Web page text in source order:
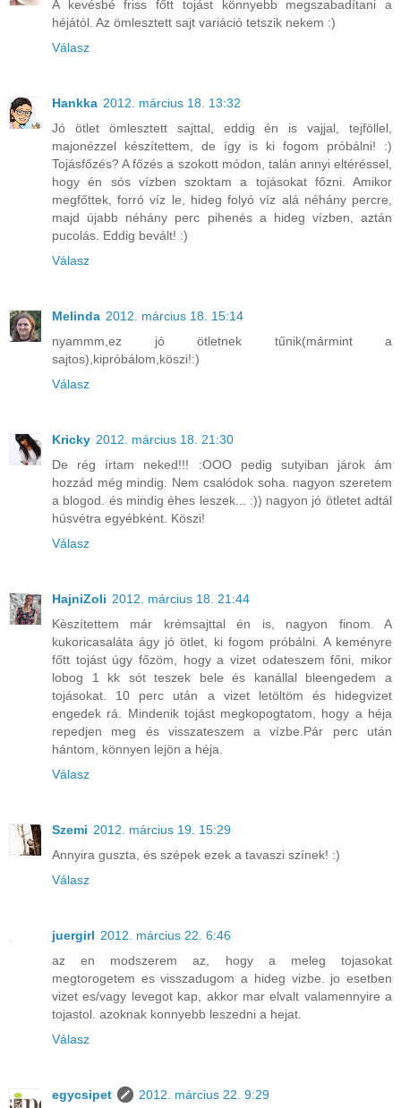
A kevésbé friss főtt tojást könnyebb megszabadítani a
héjától. Az ömlesztett sajt variáció tetszik nekem :)
Válasz
Hankka 2012. március 18. 13:32
Jó ötlet ömlesztett sajttal, eddig én is vajjal, tejföllel,
majonézzel készítettem, de így is ki fogom próbálni! :)
Tojásfőzés? A főzés a szokott módon, talán annyi eltéréssel,
hogy én sós vízben szoktam a tojásokat főzni. Amikor
megfőttek, forró víz le, hideg folyó víz alá néhány percre,
majd újabb néhány perc pihenés a hideg vízben, aztán
pucolás. Eddig bevált! :)
Válasz
Melinda 2012. március 18. 15:14
nyammm,ez jó ötletnek tűnik(mármint a
sajtos),kipróbálom,köszi!:)
Válasz
Kricky 2012. március 18. 21:30
De rég írtam neked!!! :OOO pedig sutyiban járok ám
hozzád még mindig. Nem csalódok soha. nagyon szeretem
a blogod. és mindig éhes leszek... :)) nagyon jó ötletet adtál
húsvétra egyébként. Köszi!
Válasz
HajniZoli 2012. március 18. 21:44
Kèszítettem már krémsajttal én is, nagyon finom. A
kukoricasaláta ágy jó ötlet, ki fogom próbálni. A keményre
főtt tojást úgy főzöm, hogy a vizet odateszem főni, mikor
lobog 1 kk sót teszek bele és kanállal bleengedem a
tojásokat. 10 perc után a vizet letöltöm és hidegvizet
engedek rá. Mindenik tojást megkopogtatom, hogy a héja
repedjen meg és visszateszem a vízbe.Pár perc után
hántom, könnyen lejön a héja.
Válasz
Szemi 2012. március 19. 15:29
Annyira guszta, és szépek ezek a tavaszi színek! :)
Válasz
juergirl 2012. március 22. 6:46
az en modszerem az, hogy a meleg tojasokat
megtorogetem es visszadugom a hideg vizbe. jo esetben
vizet es/vagy levegot kap, akkor mar elvalt valamennyire a
tojastol. azoknak konnyebb leszedni a hejat.
Válasz
egycsipet
2012. március 22. 9:29